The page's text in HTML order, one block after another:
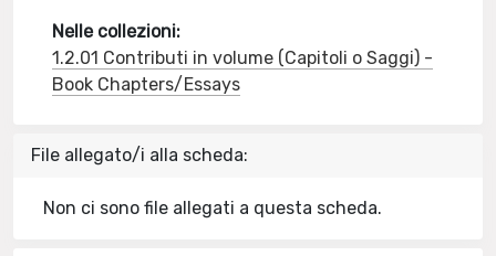
Nelle collezioni:
1.2.01 Contributi in volume (Capitoli o Saggi) -
Book Chapters/Essays
File allegato/i alla scheda:
Non ci sono file allegati a questa scheda.